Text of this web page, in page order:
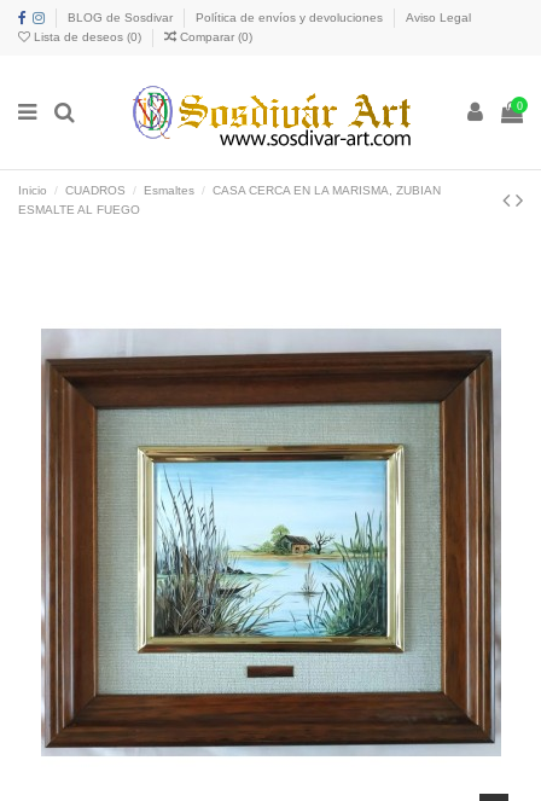
BLOG de Sosdivar Política de envíos y devoluciones
Aviso Legal
Lista de deseos (0) Comparar (0)
0
Inicio CUADROS Esmaltes
CASA CERCA EN LA MARISMA, ZUBIAN
ESMALTE AL FUEGO